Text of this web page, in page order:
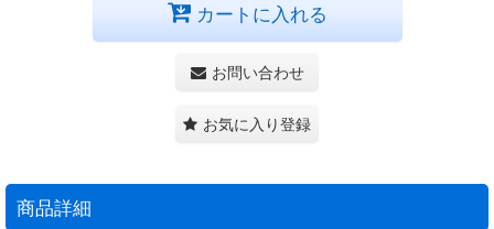
カートに入れる
お問い合わせ
お気に入り登録
商品詳細